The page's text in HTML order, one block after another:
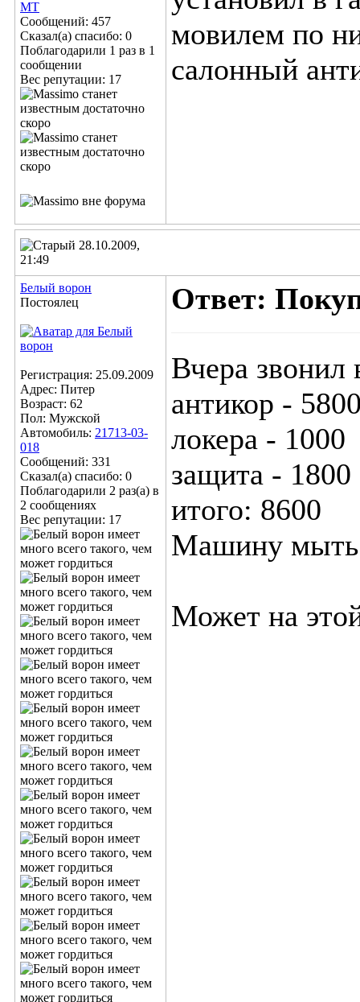
MT
Сообщений: 457
Сказал(а) спасибо: 0
Поблагодарили 1 раз в 1
сообщении
Вес репутации: 17
мовилем по
салонный
28.10.2009,
21:49
Белый ворон
Постоялец
Регистрация: 25.09.2009
Адрес: Питер
Возраст: 62
Пол: Мужской
Автомобиль: 21713-03-
018
Сообщений: 331
Сказал(а) спасибо: 0
Поблагодарили 2 раз(а) в
2 сообщениях
Вес репутации: 17
Ответ:
Вчера звонил
антикор -
локера - 1000
защита - 1800
итого: 8600
Машину мыть
Может на